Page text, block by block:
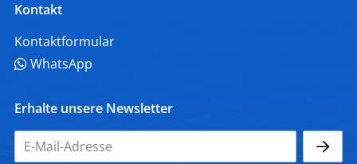
Kontakt
Kontaktformular
WhatsApp
Erhalte unsere Newsletter